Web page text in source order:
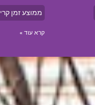
ממוצע זמן
קרא עוד »